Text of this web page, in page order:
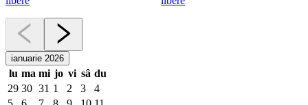
ianuarie 2026
lu ma mi jo vi sâ du
29 30 31 1 2 3
4